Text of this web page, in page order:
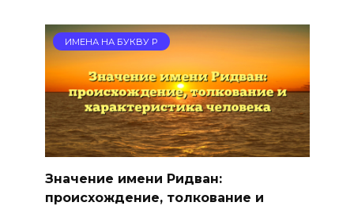
ИМЕНА НА БУКВУ Р
Значение имени Ридван:
происхождение, толкование и